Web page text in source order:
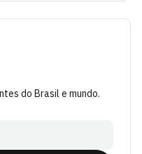
do Brasil e mundo.